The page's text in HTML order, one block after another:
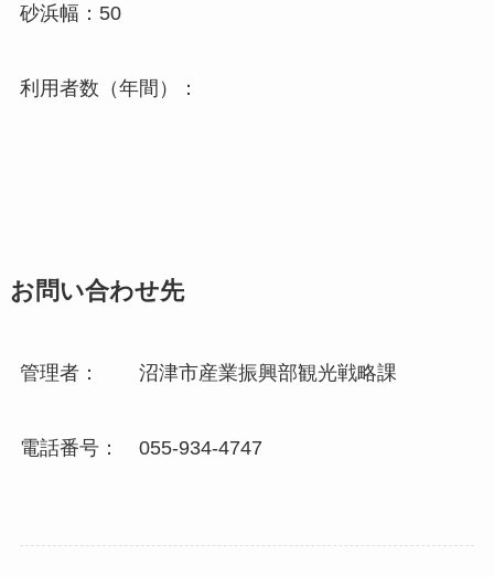
砂浜幅：50
利用者数（年間）：
お問い合わせ先
管理者： 沼津市産業振興部観光戦略課
電話番号： 055-934-4747